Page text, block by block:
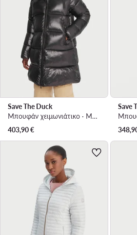
Save The Duck
Μπουφάν χειμωνιάτικο · Μαύρο
403,90€
Save